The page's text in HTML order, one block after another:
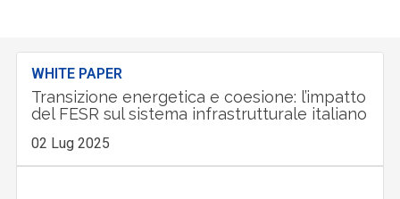
WHITE PAPER
Transizione energetica e coesione: l’impatto
del FESR sul sistema infrastrutturale italiano
02 Lug 2025